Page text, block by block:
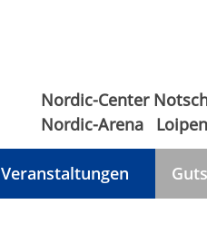
Nordic-Center
Nordic-Arena
Veranstaltungen